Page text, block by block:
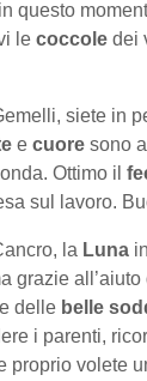
questo
le coccole dei
siete in
e cuore sono
Ottimo il
sul lavoro.
la Luna in
grazie all’aiuto
delle belle
i parenti,
proprio volete